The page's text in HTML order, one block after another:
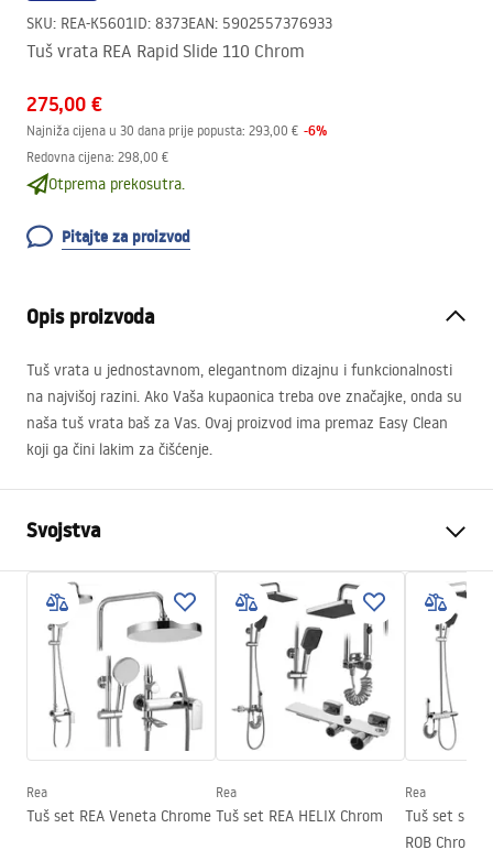
SKU: REA-K5601ID: 8373EAN: 5902557376933
Tuš vrata REA Rapid Slide 110 Chrom
275,00 €
Najniža cijena u 30 dana prije popusta: 293,00 € -6%
Redovna cijena: 298,00 €
Otprema prekosutra.
Pitajte za proizvod
Opis proizvoda
Tuš vrata u jednostavnom, elegantnom dizajnu i funkcionalnosti
na najvišoj razini. Ako Vaša kupaonica treba ove značajke, onda su
naša tuš vrata baš za Vas. Ovaj proizvod ima premaz Easy Clean
koji ga čini lakim za čišćenje.
Svojstva
Kako otvoriti vrata
Klizni
Veličina vrata
110
Smjer vrata
Univerzalan
Debljina stakla
6 mm
Visina vrata za tuširanje
195
Profilni materijal
Aluminij
Materijal ručke
Rea
Tuš set REA Veneta Chrome
Rea
Tuš set REA HELIX Chrom
Rea
Tuš set s
ROB Chrome